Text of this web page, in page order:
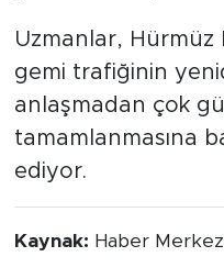
Uzmanlar, Hürmüz
gemi trafiğinin
anlaşmadan çok
tamamlanmasına
ediyor.
Kaynak: Haber